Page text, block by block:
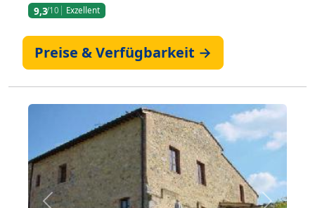
9,3/10 Exzellent
Preise & Verfügbarkeit →